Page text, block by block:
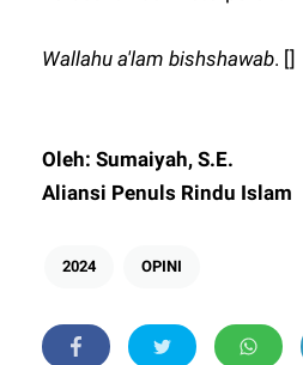
Wallahu a'lam bishshawab. []
Oleh: Sumaiyah, S.E.
Aliansi Penuls Rindu Islam
2024 OPINI